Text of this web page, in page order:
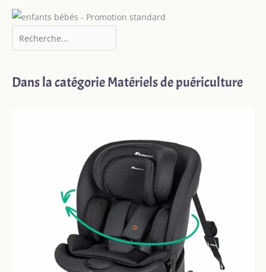
Dans la catégorie Matériels de puériculture